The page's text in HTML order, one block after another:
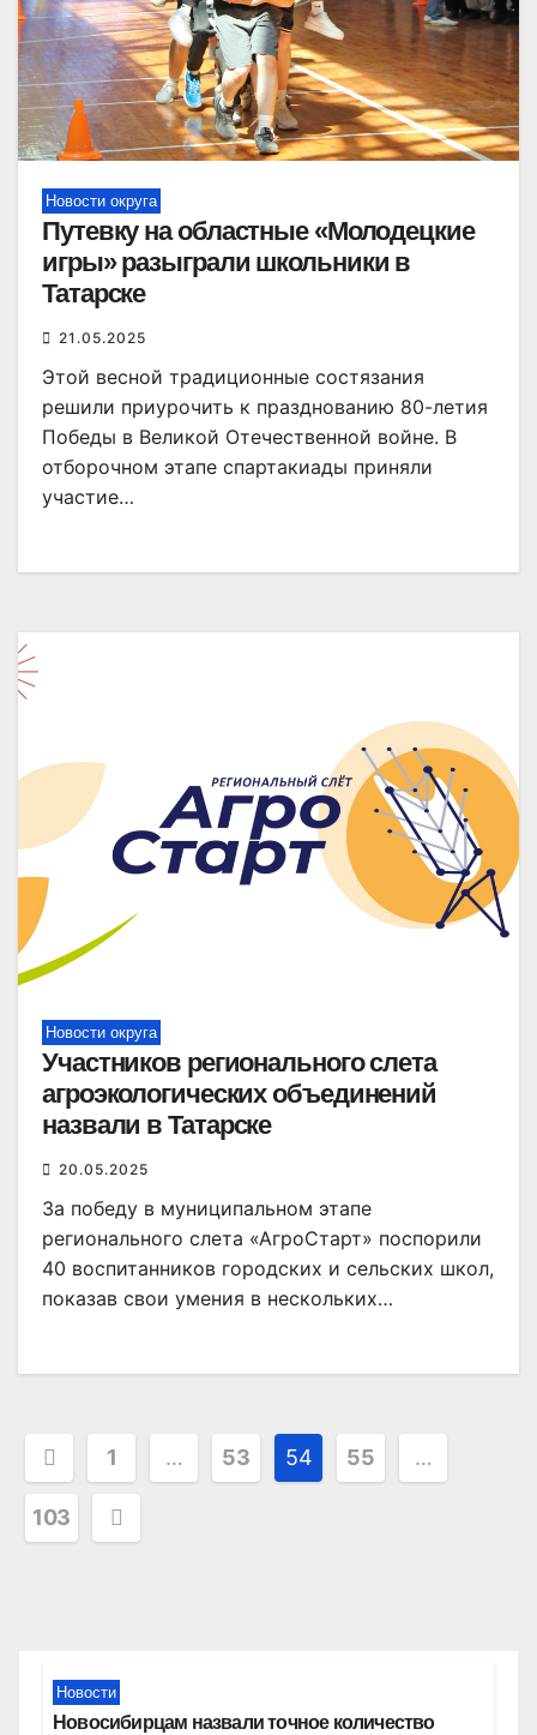
Новости округа
Путевку на областные «Молодецкие
игры» разыграли школьники в
Татарске
21.05.2025
Этой весной традиционные состязания
решили приурочить к празднованию 80-летия
Победы в Великой Отечественной войне. В
отборочном этапе спартакиады приняли
участие…
Новости округа
Участников регионального слета
агроэкологических объединений
назвали в Татарске
20.05.2025
За победу в муниципальном этапе
регионального слета «АгроСтарт» поспорили
40 воспитанников городских и сельских школ,
показав свои умения в нескольких…
Пагинация
записей
1 … 53 54 55 …
103
Новости
Новосибирцам назвали точное количество